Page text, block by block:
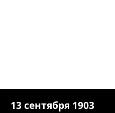
13 сентября 1903